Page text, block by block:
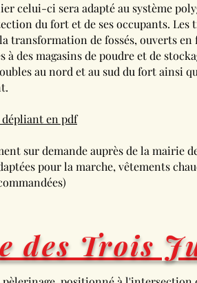
celui-ci sera adapté au système
du fort et de ses occupants. Les
transformation de fossés, ouverts en
à des magasins de poudre et de
au nord et au sud du fort ainsi
en pdf
sur demande auprès de la mairie
pour la marche, vêtements
des Trois